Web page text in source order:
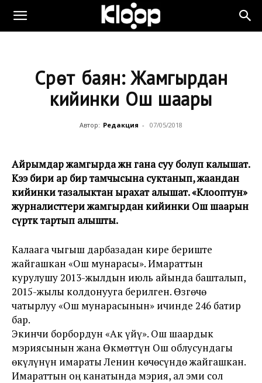
Сүрөт баян: Жамгырдан
кийинки Ош шаары
Автор: Редакция - 07/05/2018
Айрымдар жамгырда жөн гана суу болуп калышат.
Кээ бири ар бир тамчысына суктанып, жаандан
кийинки тазалыктан ырахат алышат. «Клооптун»
журналисттери жамгырдан кийинки Ош шаарын
сүрөткө тартып алышты.
Калаага чыгыш дарбазадан кире бериште
жайгашкан «Ош мунарасы». Имараттын
курулушу 2013-жылдын июль айында башталып,
2015-жылы колдонууга берилген. Өзгөчө
чатырлуу «Ош мунарасынын» ичинде 246 батир
бар.
Экинчи борбордун «Ак үйү». Ош шаардык
мэриясынын жана Өкмөттүн Ош облусундагы
өкүлүнүн имараты Ленин көчөсүндө жайгашкан.
Имараттын оң канатында мэрия, ал эми сол